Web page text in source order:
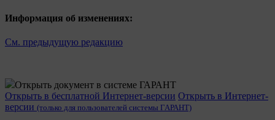
Информация об изменениях:
См. предыдущую редакцию
Открыть документ в системе ГАРАНТ
Открыть в бесплатной Интернет-версии Открыть в Интернет-
версии (только для пользователей системы ГАРАНТ)